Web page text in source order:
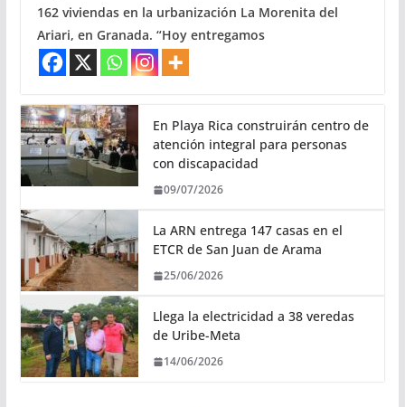
162 viviendas en la urbanización La Morenita del
Ariari, en Granada. “Hoy entregamos
En Playa Rica construirán centro de
atención integral para personas
con discapacidad
09/07/2026
La ARN entrega 147 casas en el
ETCR de San Juan de Arama
25/06/2026
Llega la electricidad a 38 veredas
de Uribe-Meta
14/06/2026